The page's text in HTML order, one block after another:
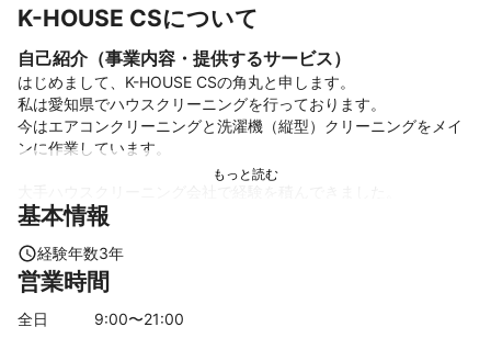
K-HOUSE CSについて
自己紹介（事業内容・提供するサービス）
はじめまして、K-HOUSE CSの角丸と申します。
私は愛知県でハウスクリーニングを行っております。
今はエアコンクリーニングと洗濯機（縦型）クリーニングをメイ
ンに作業しています。
ホテル業界でも働いていたことがあり、言葉遣い・身だしなみに
大切なご自宅に上がらせて頂きますので、お客様が不快な気持ち
にさせないように「挨拶」「事前説明」「作業一つ一つの丁寧
で、安心してお任せください。
基本情報
経験年数3年
営業時間
全日 9:00〜21:00